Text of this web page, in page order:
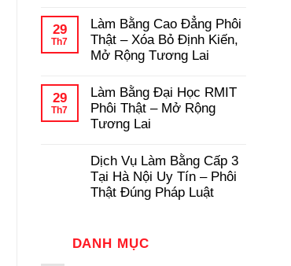
Học
Hợp
Pháp
Bằng
Đại
Học
Có
Gốc
Tại
Trường
bình
luận
ở
Dịch
Bằng
Cấp
3
TPHCM
Uy
Tín
Nhất
29
Th7
Làm Bằng Cao Đẳng Phôi
Thật – Xóa Bỏ Định Kiến,
Mở Rộng Tương Lai
bình
luận
ở
Làm
Đẳng
Phôi
Thật
Kiến,
Mở
29
Th7
Làm Bằng Đại Học RMIT
Phôi Thật – Mở Rộng
Tương Lai
bình
luận
ở
Làm
RMIT
Phôi
Dịch Vụ Làm Bằng Cấp 3
Tại Hà Nội Uy Tín – Phôi
Thật Đúng Pháp Luật
luận
DANH MỤC